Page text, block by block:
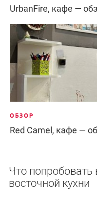
UrbanFire, кафе —
ОБЗОР
Red Camel, кафе —
Что попробовать
восточной кухни